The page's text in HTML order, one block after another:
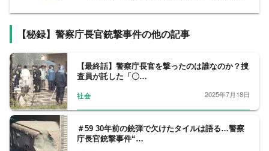
感染拡大や医療問題、東日本大震災、安全保
ントン特派員。米大統領選、議会、国務省、
国防総省を取材。
【秘録】警察庁長官銃撃事件の他の記事
【最終話】警察庁長官を撃ったのは誰なのか？捜
査員が託した「〇…
社会 2025年7月18日
＃59 30年前の銃弾で欠けたタイルは語る…警察
庁長官銃撃事件“…